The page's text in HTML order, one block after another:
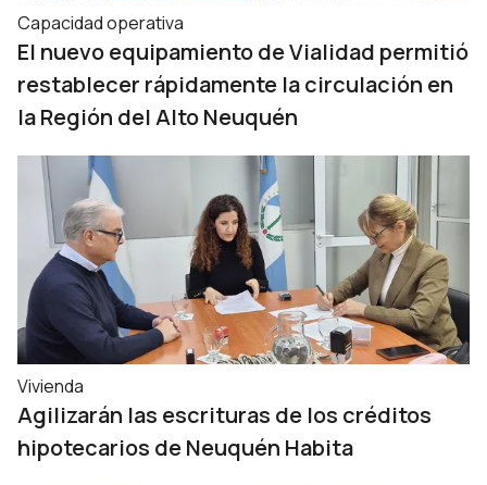
Capacidad operativa
El nuevo equipamiento de Vialidad permitió
restablecer rápidamente la circulación en
la Región del Alto Neuquén
Vivienda
Agilizarán las escrituras de los créditos
hipotecarios de Neuquén Habita